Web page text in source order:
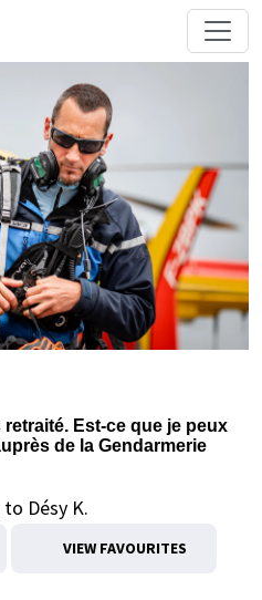
Est-ce que je peux
de la Gendarmerie
Désy K.
VIEW FAVOURITES